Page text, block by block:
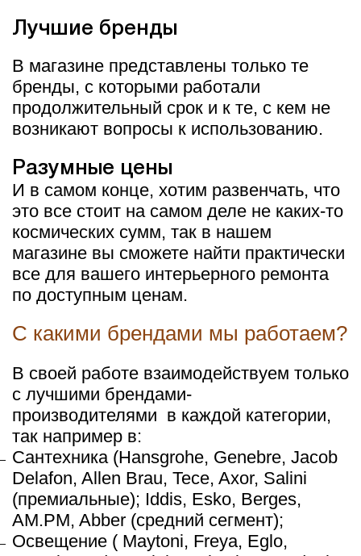
Лучшие бренды
В магазине представлены только те
бренды, с которыми работали
продолжительный срок и к те, с кем не
возникают вопросы к использованию.
Разумные цены
И в самом конце, хотим развенчать, что
это все стоит на самом деле не каких-то
космических сумм, так в нашем
магазине вы сможете найти практически
все для вашего интерьерного ремонта
по доступным ценам.
С какими брендами мы работаем?
В своей работе взаимодействуем только
с лучшими брендами-
производителями в каждой категории,
так например в:
Сантехника (Hansgrohe, Genebre, Jacob
Delafon, Allen Brau, Tece, Axor, Salini
(премиальные); Iddis, Esko, Berges,
AM.PM, Abber (средний сегмент);
Освещение ( Maytoni, Freya, Eglo,